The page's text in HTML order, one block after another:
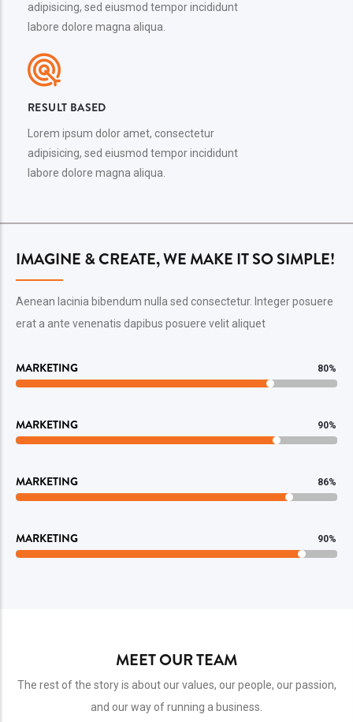
adipisicing, sed eiusmod tempor incididunt
labore dolore magna aliqua.
RESULT BASED
Lorem ipsum dolor amet, consectetur
adipisicing, sed eiusmod tempor incididunt
labore dolore magna aliqua.
IMAGINE & CREATE, WE MAKE IT SO SIMPLE!
Aenean lacinia bibendum nulla sed consectetur. Integer posuere
erat a ante venenatis dapibus posuere velit aliquet
MARKETING 80%
MARKETING 90%
MARKETING 86%
MARKETING 90%
MEET OUR TEAM
The rest of the story is about our values, our people, our passion,
and our way of running a business.